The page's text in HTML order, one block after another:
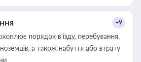
+9
порядок в’їзду, перебування,
а також набуття або втрату